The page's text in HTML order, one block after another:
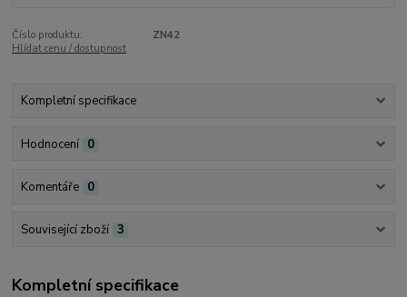
Číslo produktu:
ZN42
Hlídat cenu / dostupnost
Kompletní specifikace
Hodnocení 0
Komentáře 0
Související zboží 3
Kompletní specifikace